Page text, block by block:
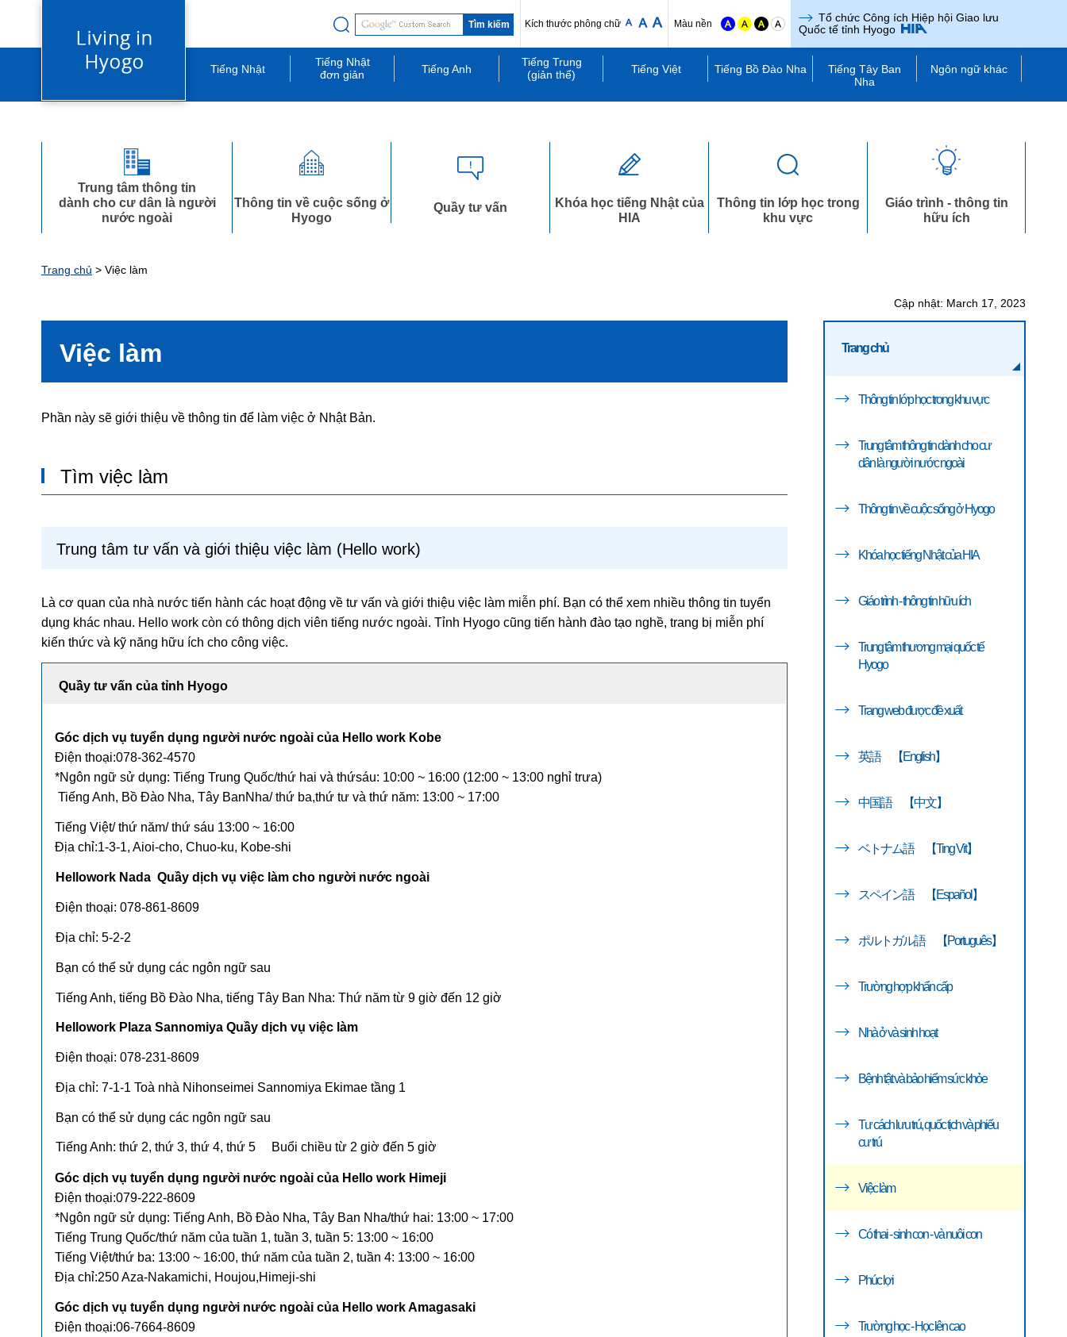
Kích thước phông chữ Màu nền
Tổ chức Công ích Hiệp hội Giao lưu
Quốc tế tỉnh Hyogo
Tiếng Nhật
Tiếng Nhật
đơn giản
Tiếng Anh
Tiếng Trung
(giản thể)
Tiếng Việt Tiếng Bồ Đào Nha
Tiếng Tây Ban
Nha
Ngôn ngữ khác
Trung tâm thông tin
dành cho cư dân là người
nước ngoài
Thông tin về cuộc sống ở
Hyogo
Quầy tư vấn
Khóa học tiếng Nhật của
HIA
Thông tin lớp học trong
khu vực
Giáo trình - thông tin
hữu ích
Trang chủ > Việc làm
Cập nhật: March 17, 2023
Việc làm
Phần này sẽ giới thiệu về thông tin để làm việc ở Nhật Bản.
Tìm việc làm
Trung tâm tư vấn và giới thiệu việc làm (Hello work)
Là cơ quan của nhà nước tiến hành các hoạt động về tư vấn và giới thiệu việc làm miễn phí. Bạn có thể xem nhiều thông tin tuyển
dụng khác nhau. Hello work còn có thông dịch viên tiếng nước ngoài. Tỉnh Hyogo cũng tiến hành đào tạo nghề, trang bị miễn phí
kiến thức và kỹ năng hữu ích cho công việc.
Quầy tư vấn của tỉnh Hyogo
Góc dịch vụ tuyển dụng người nước ngoài của Hello work Kobe
Điện thoại:078-362-4570
*Ngôn ngữ sử dụng: Tiếng Trung Quốc/thứ hai và thứsáu: 10:00 ~ 16:00 (12:00 ~ 13:00 nghỉ trưa)
Tiếng Anh, Bồ Đào Nha, Tây BanNha/ thứ ba,thứ tư và thứ năm: 13:00 ~ 17:00
Tiếng Việt/ thứ năm/ thứ sáu 13:00 ~ 16:00
Địa chỉ:1-3-1, Aioi-cho, Chuo-ku, Kobe-shi
Hellowork Nada Quầy dịch vụ việc làm cho người nước ngoài
Điện thoại: 078-861-8609
Địa chỉ: 5-2-2
Bạn có thể sử dụng các ngôn ngữ sau
Tiếng Anh, tiếng Bồ Đào Nha, tiếng Tây Ban Nha: Thứ năm từ 9 giờ đến 12 giờ
Hellowork Plaza Sannomiya Quầy dịch vụ việc làm
Điện thoại: 078-231-8609
Địa chỉ: 7-1-1 Toà nhà Nihonseimei Sannomiya Ekimae tầng 1
Bạn có thể sử dụng các ngôn ngữ sau
Tiếng Anh: thứ 2, thứ 3, thứ 4, thứ 5 Buổi chiều từ 2 giờ đến 5 giờ
Góc dịch vụ tuyển dụng người nước ngoài của Hello work Himeji
Điện thoại:079-222-8609
*Ngôn ngữ sử dụng: Tiếng Anh, Bồ Đào Nha, Tây Ban Nha/thứ hai: 13:00 ~ 17:00
Tiếng Trung Quốc/thứ năm của tuần 1, tuần 3, tuần 5: 13:00 ~ 16:00
Tiếng Việt/thứ ba: 13:00 ~ 16:00, thứ năm của tuần 2, tuần 4: 13:00 ~ 16:00
Địa chỉ:250 Aza-Nakamichi, Houjou,Himeji-shi
Góc dịch vụ tuyển dụng người nước ngoài của Hello work Amagasaki
Điện thoại:06-7664-8609
Trang chủ
Thông tin lớp học trong khu vực
Trung tâm thông tin dành cho cư
dân là người nước ngoài
Thông tin về cuộc sống ở Hyogo
Khóa học tiếng Nhật của HIA
Giáo trình - thông tin hữu ích
Trung tâm thương mại quốc tế
Hyogo
Trang web được đề xuất
英語 【English】
中国語 【中文】
ベトナム語 【Ting Vit】
スペイン語 【Español】
ポルトガル語 【Português】
Trường hợp khẩn cấp
Nhà ở và sinh hoạt
Bệnh tật và bảo hiểm sức khỏe
Tư cách lưu trú, quốc tịch và phiếu
cư trú
Việc làm
Có thai - sinh con - và nuôi con
Phúc lợi
Trường học - Học lên cao